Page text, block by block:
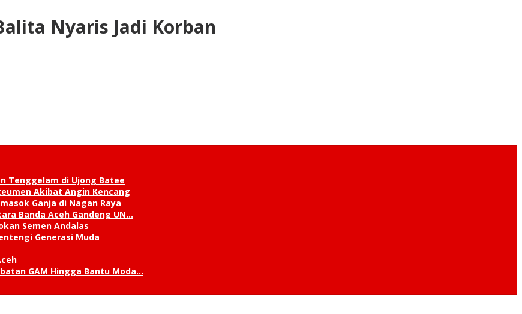
Nyaris Jadi Korban
Tenggelam di Ujong Batee
Akibat Angin Kencang
Ganja di Nagan Raya
Banda Aceh Gandeng UN…
Semen Andalas
Generasi Muda
GAM Hingga Bantu Moda…